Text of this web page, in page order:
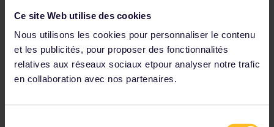
Ce site Web utilise des cookies
Nous utilisons les cookies pour personnaliser le contenu
et les publicités, pour proposer des fonctionnalités
relatives aux réseaux sociaux etpour analyser notre trafic
en collaboration avec nos partenaires.
Pass Interrail Grèce